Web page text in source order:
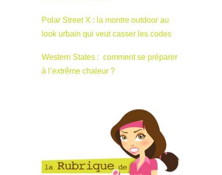
Polar Street X : la montre outdoor au
look urbain qui veut casser les codes
Western States : comment se préparer
à l’extrême chaleur ?